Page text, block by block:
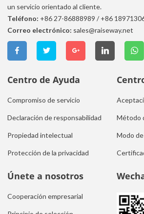
un servicio orientado al cliente.
Teléfono: +86 27-86888989 / +86
Correo electrónico: sales@raiseway.net
Centro de Ayuda
Compromiso de servicio
Declaración de responsabilidad
Propiedad intelectual
Protección de la privacidad
Método
Modo
Únete a nosotros
Cooperación empresarial